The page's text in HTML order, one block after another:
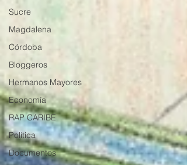
Sucre
Magdalena
Córdoba
Bloggeros
Hermanos Mayores
Economía
RAP CARIBE
Política
Documentos